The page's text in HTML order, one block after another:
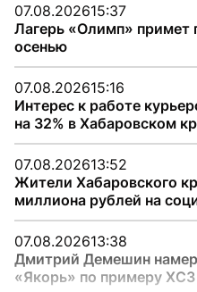
07.08.202615:37
Лагерь «Олимп» примет
осенью
07.08.202615:16
Интерес к работе
на 32% в Хабаровском
07.08.202613:52
Жители Хабаровского
миллиона рублей на
07.08.202613:38
Дмитрий Демешин
«Якорь» по примеру ХСЗ